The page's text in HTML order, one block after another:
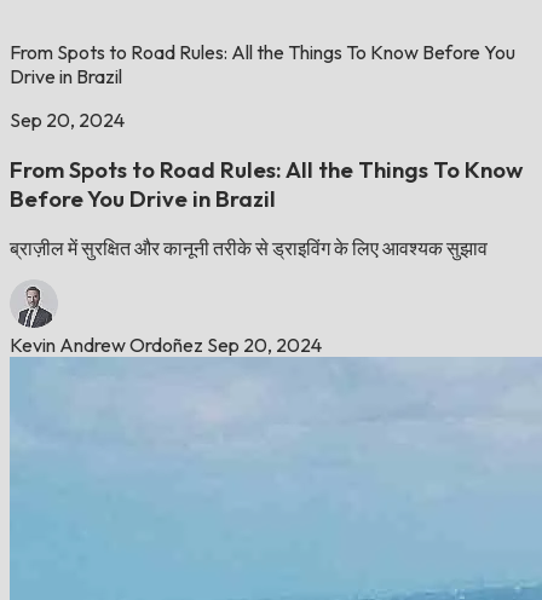
From Spots to Road Rules: All the Things To Know Before You
Drive in Brazil
Sep 20, 2024
From Spots to Road Rules: All the Things To Know
Before You Drive in Brazil
ब्राज़ील में सुरक्षित और कानूनी तरीके से ड्राइविंग के लिए आवश्यक सुझाव
Kevin Andrew Ordoñez Sep 20, 2024